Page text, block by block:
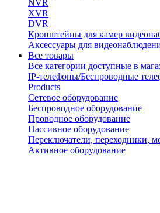
NVR
XVR
DVR
Кронштейны для камер
Аксессуары для
Все товары
Все категории доступные в
IP-телефоны/Беспроводные
Products
Сетевое оборудование
Беспроводное оборудование
Проводное оборудование
Пассивное оборудование
Переключатели, переходники,
Активное оборудование